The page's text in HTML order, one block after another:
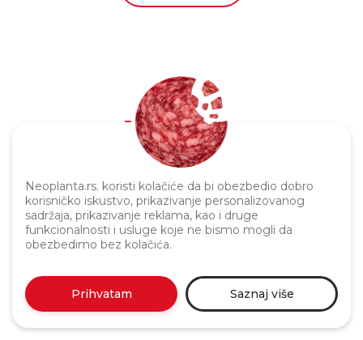
Neoplanta.rs. koristi kolačiće da bi obezbedio dobro
korisničko iskustvo, prikazivanje personalizovanog
sadržaja, prikazivanje reklama, kao i druge
funkcionalnosti i usluge koje ne bismo mogli da
obezbedimo bez kolačića.
Prihvatam Saznaj više